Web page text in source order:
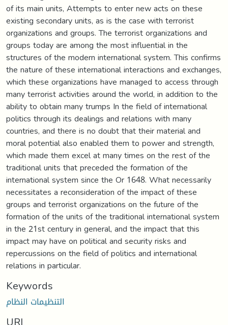
of its main units, Attempts to enter new acts on these
existing secondary units, as is the case with terrorist
organizations and groups. The terrorist organizations and
groups today are among the most influential in the
structures of the modern international system. This confirms
the nature of these international interactions and exchanges,
which these organizations have managed to access through
many terrorist activities around the world, in addition to the
ability to obtain many trumps In the field of international
politics through its dealings and relations with many
countries, and there is no doubt that their material and
moral potential also enabled them to power and strength,
which made them excel at many times on the rest of the
traditional units that preceded the formation of the
international system since the Or 1648. What necessarily
necessitates a reconsideration of the impact of these
groups and terrorist organizations on the future of the
formation of the units of the traditional international system
in the 21st century in general, and the impact that this
impact may have on political and security risks and
repercussions on the field of politics and international
relations in particular.
Keywords
التنظيمات النظام